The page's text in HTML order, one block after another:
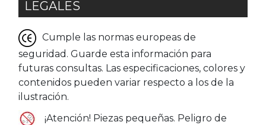
LEGALES
Cumple las normas europeas de
seguridad. Guarde esta información para
futuras consultas. Las especificaciones, colores y
contenidos pueden variar respecto a los de la
ilustración.
¡Atención! Piezas pequeñas. Peligro de